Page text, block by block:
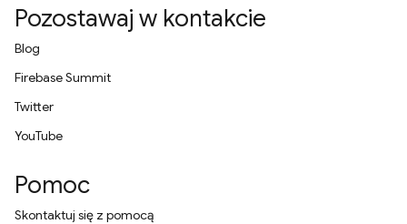
Pozostawaj w kontakcie
Blog
Firebase Summit
Twitter
YouTube
Pomoc
Skontaktuj się z pomocą